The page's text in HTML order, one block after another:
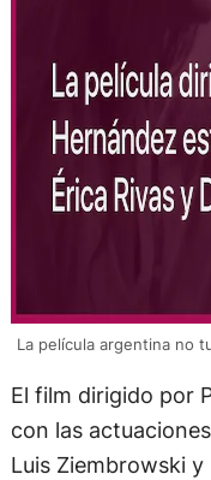
La película argentina no
El film dirigido por
con las
Luis Ziembrowski